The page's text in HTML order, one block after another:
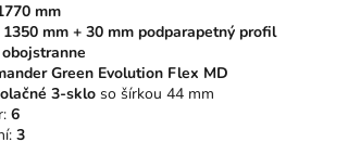
mm
1350 mm + 30 mm podparapetný profil
Green Evolution Flex MD
3-sklo so šírkou 44 mm
6
3